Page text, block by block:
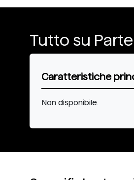
Tutto su Parte
Caratteristiche
Non disponibile.